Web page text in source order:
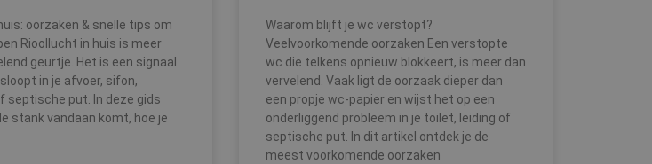
oorzaken & snelle tips om
Rioollucht in huis is meer
geurtje. Het is een signaal
in je afvoer, sifon,
septische put. In deze gids
stank vandaan komt, hoe je
Waarom blijft je wc verstopt?
Veelvoorkomende oorzaken Een verstopte
wc die telkens opnieuw blokkeert, is meer dan
vervelend. Vaak ligt de oorzaak dieper dan
een propje wc-papier en wijst het op een
onderliggend probleem in je toilet, leiding of
septische put. In dit artikel ontdek je de
meest voorkomende oorzaken